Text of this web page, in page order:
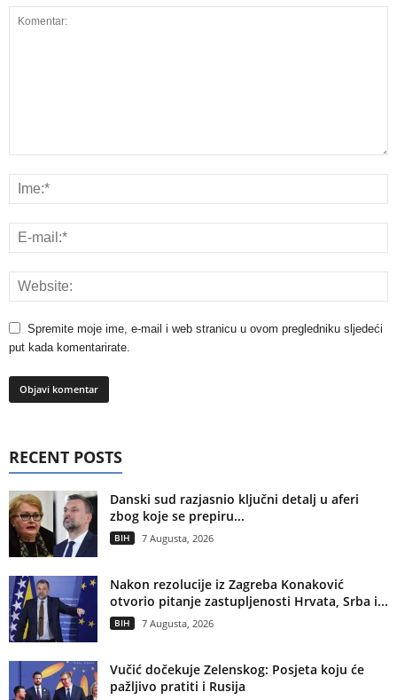
Spremite moje ime, e-mail i web stranicu u ovom pregledniku sljedeći
put kada komentarirate.
RECENT POSTS
Danski sud razjasnio ključni detalj u aferi
zbog koje se prepiru...
BIH 7 Augusta, 2026
Nakon rezolucije iz Zagreba Konaković
otvorio pitanje zastupljenosti Hrvata, Srba i...
BIH 7 Augusta, 2026
Vučić dočekuje Zelenskog: Posjeta koju će
pažljivo pratiti i Rusija